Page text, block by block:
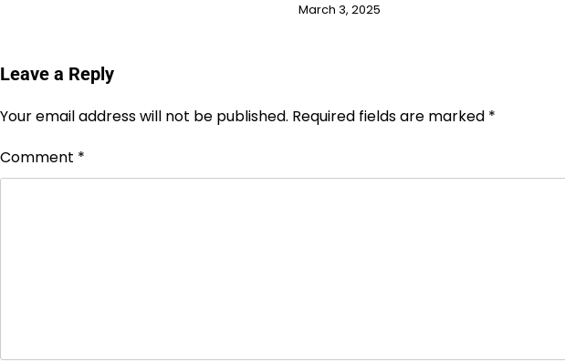
March 3, 2025
Leave a Reply
Your email address will not be published. Required fields are marked *
Comment *